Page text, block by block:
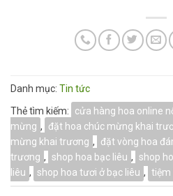
Danh mục: Tin tức
Thẻ tìm kiếm:
cửa hàng hoa online
mừng , đặt hoa chúc mừng khai
mừng khai trương , đặt vòng hoa
trương , shop hoa bạc liêu , shop
liêu , shop hoa tươi ở bạc liêu , tiệm